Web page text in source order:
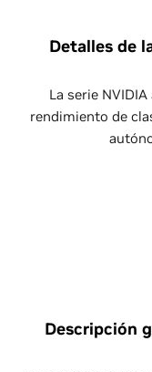
Detalles de
La serie
rendimiento de
Descripción